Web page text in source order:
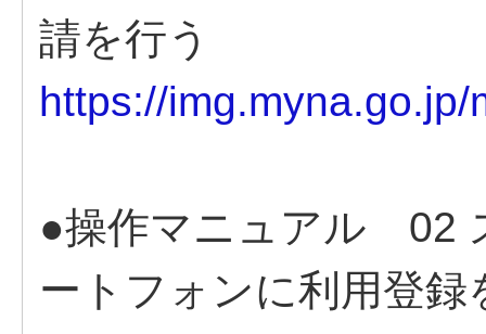
請を行う
https://
●操作マニュアル 02
ートフォンに利用登録